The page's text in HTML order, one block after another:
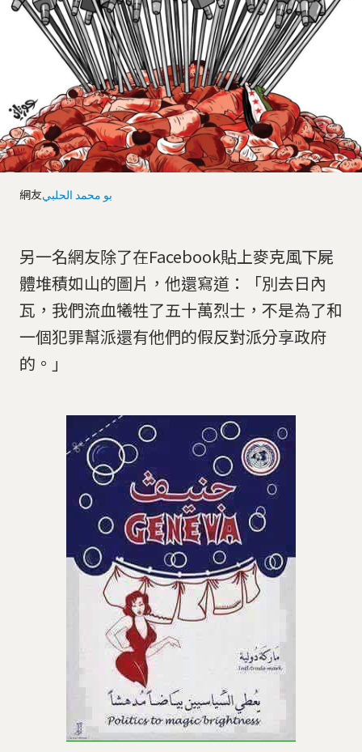
網友بو محمد الحلبي
另一名網友除了在Facebook貼上麥克風下屍
體堆積如山的圖片，他還寫道：「別去日內
瓦，我們流血犧牲了五十萬烈士，不是為了和
一個犯罪幫派還有他們的假反對派分享政府
的。」